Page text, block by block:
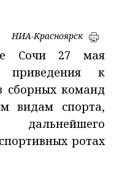
НИА-Красноярск
Сочи 27 мая
приведения к
сборных команд
видам спорта,
ротах